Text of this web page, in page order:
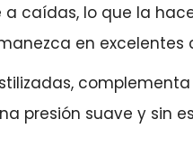
caídas, lo que la
en
presión suave y sin